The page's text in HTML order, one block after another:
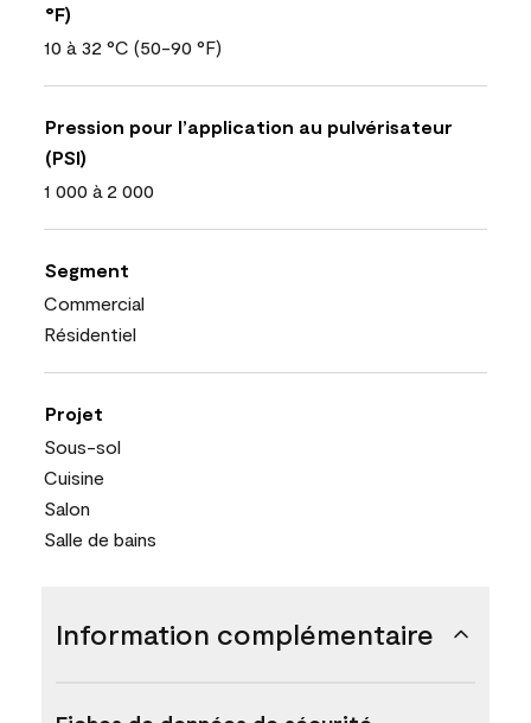
°F)
10 à 32 °C (50-90 °F)
Pression pour l’application au pulvérisateur
(PSI)
1 000 à 2 000
Segment
Commercial
Résidentiel
Projet
Sous-sol
Cuisine
Salon
Salle de bains
Information complémentaire